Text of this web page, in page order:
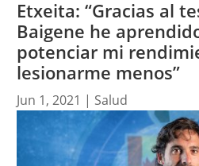
Etxeita: “Gracias al
Baigene he
potenciar mi
lesionarme menos”
Jun 1, 2021 | Salud